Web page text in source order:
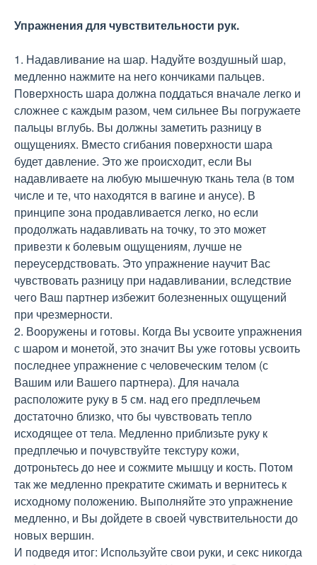
Упражнения для чувствительности рук.
1. Надавливание на шар. Надуйте воздушный шар,
медленно нажмите на него кончиками пальцев.
Поверхность шара должна поддаться вначале легко и
сложнее с каждым разом, чем сильнее Вы погружаете
пальцы вглубь. Вы должны заметить разницу в
ощущениях. Вместо сгибания поверхности шара
будет давление. Это же происходит, если Вы
надавливаете на любую мышечную ткань тела (в том
числе и те, что находятся в вагине и анусе). В
принципе зона продавливается легко, но если
продолжать надавливать на точку, то это может
привезти к болевым ощущениям, лучше не
переусердствовать. Это упражнение научит Вас
чувствовать разницу при надавливании, вследствие
чего Ваш партнер избежит болезненных ощущений
при чрезмерности.
2. Вооружены и готовы. Когда Вы усвоите упражнения
с шаром и монетой, это значит Вы уже готовы усвоить
последнее упражнение с человеческим телом (с
Вашим или Вашего партнера). Для начала
расположите руку в 5 см. над его предплечьем
достаточно близко, что бы чувствовать тепло
исходящее от тела. Медленно приблизьте руку к
предплечью и почувствуйте текстуру кожи,
дотроньтесь до нее и сожмите мышцу и кость. Потом
так же медленно прекратите сжимать и вернитесь к
исходному положению. Выполняйте это упражнение
медленно, и Вы дойдете в своей чувствительности до
новых вершин.
И подведя итог: Используйте свои руки, и секс никогда